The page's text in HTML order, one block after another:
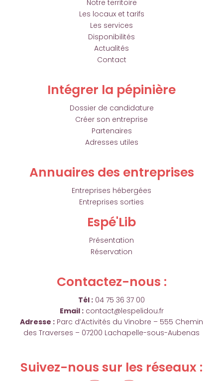
Notre territoire
Les locaux et tarifs
Les services
Disponibilités
Actualités
Contact
Intégrer la pépinière
Dossier de candidature
Créer son entreprise
Partenaires
Adresses utiles
Annuaires des entreprises
Entreprises hébergées
Entreprises sorties
Espé'Lib
Présentation
Réservation
Contactez-nous :
Tél : 04 75 36 37 00
Email : contact@lespelidou.fr
Adresse : Parc d’Activités du Vinobre – 555 Chemin
des Traverses – 07200 Lachapelle-sous-Aubenas
Suivez-nous sur les réseaux :